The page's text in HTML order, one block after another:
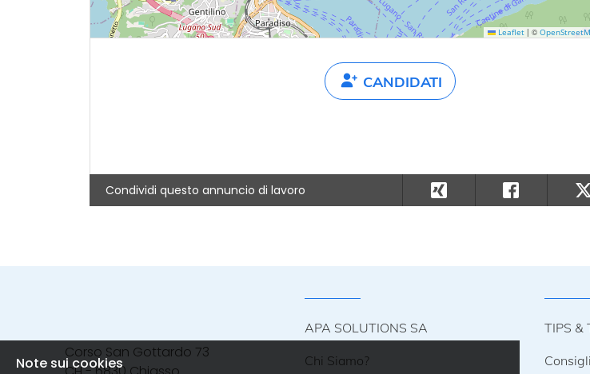
Note sui cookies
Leaflet | ©
CANDIDATI
Condividi questo annuncio di lavoro
Corso San Gottardo 73
APA SOLUTIONS SA
Chi Siamo?
TIPS &